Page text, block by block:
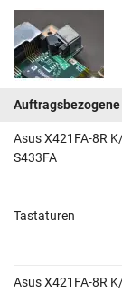
Auftragsbezogene
Asus X421FA-8R
S433FA
Tastaturen
Asus X421FA-8R